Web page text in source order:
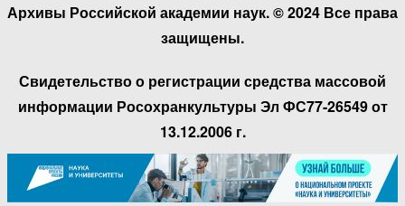
Архивы Российской академии наук. © 2024 Все права
защищены.
Свидетельство о регистрации средства массовой
информации Росохранкультуры Эл ФС77-26549 от
13.12.2006 г.